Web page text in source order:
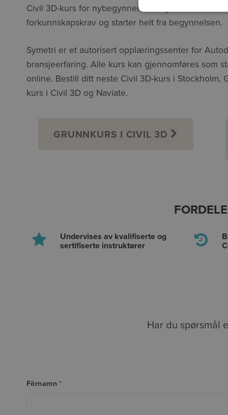
Civil 3D-kurs for nybegynnere som jobber med
forkunnskapskrav og starter helt fra begynnelsen.
Symetri er et autorisert opplæringssenter for
bransjeerfaring. Alle kurs kan gjennomføres som
online. Bestill ditt neste Civil 3D-kurs i
kurs i Civil 3D og Naviate.
GRUNNKURS I CIVIL 3D
Undervises av kvalifiserte og
sertifiserte instruktører
Har du spørsmål
Förnamn *